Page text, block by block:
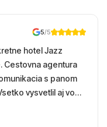
5/5
hotel Jazz
Cestovna agentura
s panom
vysvetlil aj vo
Hotel
more,